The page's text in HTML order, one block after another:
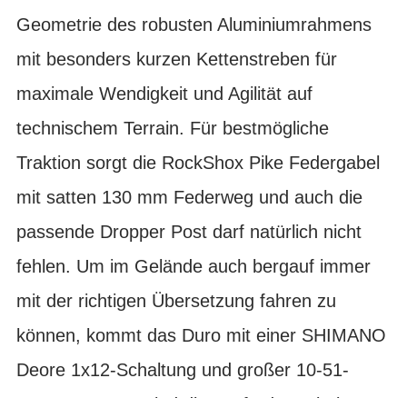
Geometrie des robusten Aluminiumrahmens
mit besonders kurzen Kettenstreben für
maximale Wendigkeit und Agilität auf
technischem Terrain. Für bestmögliche
Traktion sorgt die RockShox Pike Federgabel
mit satten 130 mm Federweg und auch die
passende Dropper Post darf natürlich nicht
fehlen. Um im Gelände auch bergauf immer
mit der richtigen Übersetzung fahren zu
können, kommt das Duro mit einer SHIMANO
Deore 1x12-Schaltung und großer 10-51-